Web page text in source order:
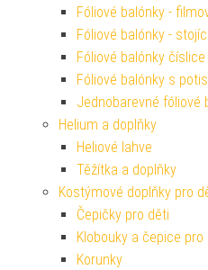
Fóliové balónky -
Fóliové balónky -
Fóliové balónky číslice
Fóliové balónky s
Jednobarevné fóliové
Helium a doplňky
Heliové lahve
Těžítka a doplňky
Kostýmové doplňky pro
Čepičky pro děti
Klobouky a čepice pro
Korunky